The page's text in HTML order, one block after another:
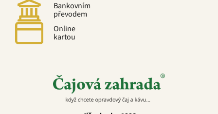
Bankovním
převodem
Online
kartou